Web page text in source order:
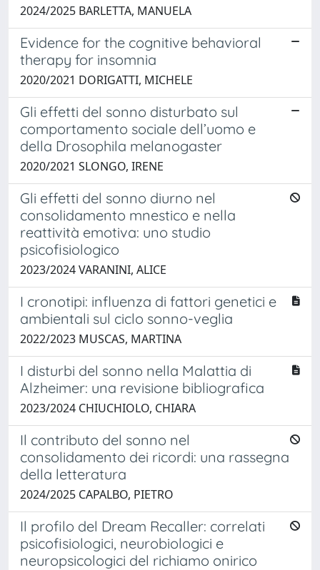
2024/2025 BARLETTA, MANUELA
Evidence for the cognitive behavioral
therapy for insomnia
2020/2021 DORIGATTI, MICHELE
Gli effetti del sonno disturbato sul
comportamento sociale dell’uomo e
della Drosophila melanogaster
2020/2021 SLONGO, IRENE
Gli effetti del sonno diurno nel
consolidamento mnestico e nella
reattività emotiva: uno studio
psicofisiologico
2023/2024 VARANINI, ALICE
I cronotipi: influenza di fattori genetici e
ambientali sul ciclo sonno-veglia
2022/2023 MUSCAS, MARTINA
I disturbi del sonno nella Malattia di
Alzheimer: una revisione bibliografica
2023/2024 CHIUCHIOLO, CHIARA
Il contributo del sonno nel
consolidamento dei ricordi: una rassegna
della letteratura
2024/2025 CAPALBO, PIETRO
Il profilo del Dream Recaller: correlati
psicofisiologici, neurobiologici e
neuropsicologici del richiamo onirico